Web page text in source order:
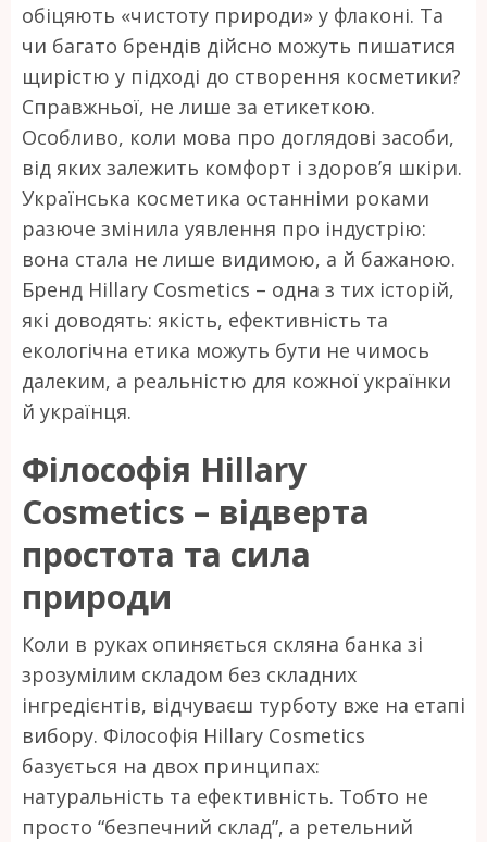
обіцяють «чистоту природи» у флаконі. Та
чи багато брендів дійсно можуть пишатися
щирістю у підході до створення косметики?
Справжньої, не лише за етикеткою.
Особливо, коли мова про доглядові засоби,
від яких залежить комфорт і здоров’я шкіри.
Українська косметика останніми роками
разюче змінила уявлення про індустрію:
вона стала не лише видимою, а й бажаною.
Бренд Hillary Cosmetics – одна з тих історій,
які доводять: якість, ефективність та
екологічна етика можуть бути не чимось
далеким, а реальністю для кожної українки
й українця.
Філософія Hillary
Cosmetics – відверта
простота та сила
природи
Коли в руках опиняється скляна банка зі
зрозумілим складом без складних
інгредієнтів, відчуваєш турботу вже на етапі
вибору. Філософія Hillary Cosmetics
базується на двох принципах:
натуральність та ефективність. Тобто не
просто “безпечний склад”, а ретельний